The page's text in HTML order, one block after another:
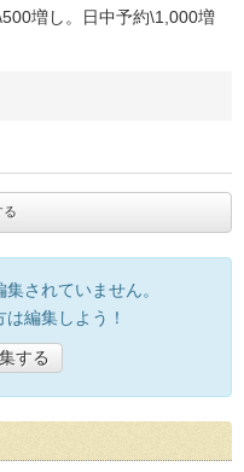
増し。日中予約\1,000増
る
されていません。
編集しよう！
する